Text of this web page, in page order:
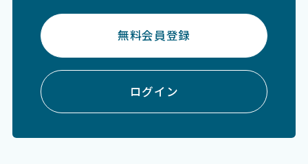
無料会員登録
ログイン